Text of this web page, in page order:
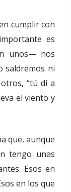
cumplir con
es
unos— nos
saldremos ni
“tú di a
el viento y
que, aunque
tengo unas
Esos en
en los que